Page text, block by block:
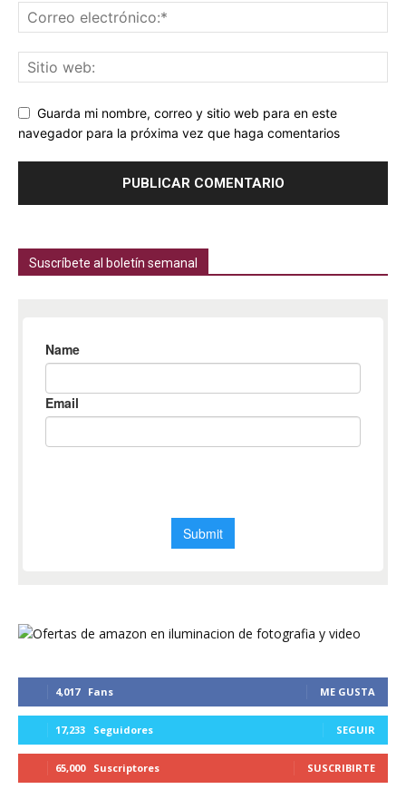
Guarda mi nombre, correo y sitio web para en este
navegador para la próxima vez que haga comentarios
Suscríbete al boletín semanal
4,017 Fans ME GUSTA
17,233 Seguidores SEGUIR
65,000 Suscriptores SUSCRIBIRTE